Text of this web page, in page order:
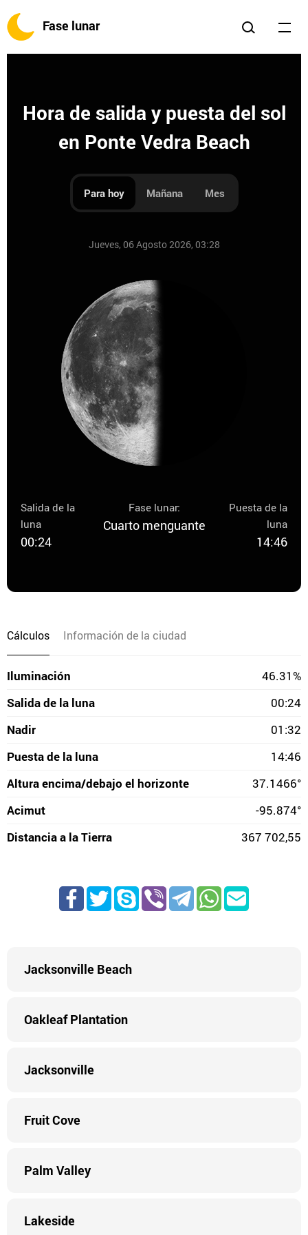
Fase lunar
Hora de salida y puesta del sol
en Ponte Vedra Beach
Para hoy Mañana Mes
Jueves, 06 Agosto 2026, 03:28
Salida de la
luna
00:24
Fase lunar:
Cuarto menguante
Puesta de la
luna
14:46
Cálculos Información de la ciudad
Iluminación
46.31%
Salida de la luna
00:24
Nadir
01:32
Puesta de la luna
14:46
Altura encima/debajo el horizonte
37.1466°
Acimut
-95.874°
Distancia a la Tierra
367 702,55
Jacksonville Beach
Oakleaf Plantation
Jacksonville
Fruit Cove
Palm Valley
Lakeside